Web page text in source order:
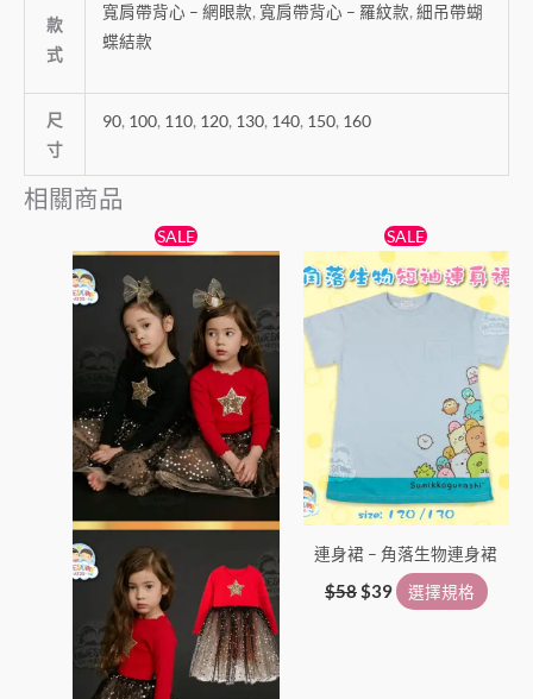
款
式
寬肩帶背心 – 網眼款, 寬肩帶背心 – 羅紋款, 細吊帶蝴
蝶結款
尺
寸
90, 100, 110, 120, 130, 140, 150, 160
相關商品
SALE
始
價
格：
$138。
目
前
格：
$89。
有
多
種
款
式。
可
在
產
品
頁
面
選
擇
SALE
連身裙 – 角落生物連身裙
$58
始
價
格：
$58。
$39
目
前
價
格：
$39。
選擇規格
產
品
有
多
款
式。
可
在
產
品
頁